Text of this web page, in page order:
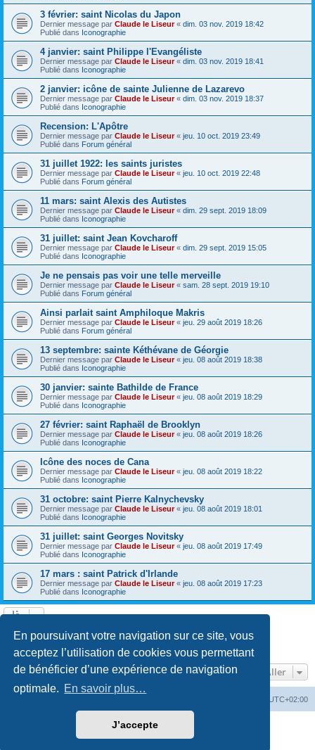
En poursuivant votre navigation sur ce site, vous
acceptez l’utilisation de cookies vous permettant
de bénéficier d’une expérience de navigation
optimale. En savoir plus…
J’accepte
3 février: saint Nicolas du Japon
Dernier message par Claude le Liseur« dim. 03 nov. 2019 18:42
Publié dans Iconographie
4 janvier: saint Philippe l'Evangéliste
Dernier message par Claude le Liseur« dim. 03 nov. 2019 18:41
Publié dans Iconographie
2 janvier: icône de sainte Julienne de Lazarevo
Dernier message par Claude le Liseur« dim. 03 nov. 2019 18:37
Publié dans Iconographie
Recension: L'Apôtre
Dernier message par Claude le Liseur« jeu. 10 oct. 2019 23:49
Publié dans Forum général
31 juillet 1922: les saints juristes
Dernier message par Claude le Liseur« jeu. 10 oct. 2019 22:48
Publié dans Forum général
11 mars: saint Alexis des Autistes
Dernier message par Claude le Liseur« dim. 29 sept. 2019 18:09
Publié dans Iconographie
31 juillet: saint Jean Kovcharoff
Dernier message par Claude le Liseur« dim. 29 sept. 2019 15:05
Publié dans Iconographie
Je ne pensais pas voir une telle merveille
Dernier message par Claude le Liseur« sam. 28 sept. 2019 19:10
Publié dans Forum général
Ainsi parlait saint Amphiloque Makris
Dernier message par Claude le Liseur« jeu. 29 août 2019 18:26
Publié dans Forum général
13 septembre: sainte Kéthévane de Géorgie
Dernier message par Claude le Liseur« jeu. 08 août 2019 18:38
Publié dans Iconographie
30 janvier: sainte Bathilde de France
Dernier message par Claude le Liseur« jeu. 08 août 2019 18:29
Publié dans Iconographie
27 février: saint Raphaël de Brooklyn
Dernier message par Claude le Liseur« jeu. 08 août 2019 18:26
Publié dans Iconographie
Icône des noces de Cana
Dernier message par Claude le Liseur« jeu. 08 août 2019 18:22
Publié dans Iconographie
31 octobre: saint Pierre Kalnychevsky
Dernier message par Claude le Liseur« jeu. 08 août 2019 18:01
Publié dans Iconographie
31 juillet: saint Georges Novitsky
Dernier message par Claude le Liseur« jeu. 08 août 2019 17:49
Publié dans Iconographie
17 mars : saint Patrick d'Irlande
Dernier message par Claude le Liseur« jeu. 08 août 2019 17:23
Publié dans Iconographie
Page1sur20
3
Aller
UTC+02:00
phpBB® Forum Software © phpBB Limited
©